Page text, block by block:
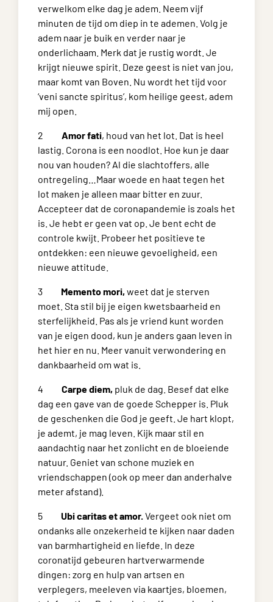
verwelkom elke dag je adem. Neem vijf
minuten de tijd om diep in te ademen. Volg je
adem naar je buik en verder naar je
onderlichaam. Merk dat je rustig wordt. Je
krijgt nieuwe spirit. Deze geest is niet van jou,
maar komt van Boven. Nu wordt het tijd voor
‘veni sancte spiritus’, kom heilige geest, adem
mij open.
2 Amor fati, houd van het lot. Dat is heel
lastig. Corona is een noodlot. Hoe kun je daar
nou van houden? Al die slachtoffers, alle
ontregeling…Maar woede en haat tegen het
lot maken je alleen maar bitter en zuur.
Accepteer dat de coronapandemie is zoals het
is. Je hebt er geen vat op. Je bent echt de
controle kwijt. Probeer het positieve te
ontdekken: een nieuwe gevoeligheid, een
nieuwe attitude.
3 Memento mori, weet dat je sterven
moet. Sta stil bij je eigen kwetsbaarheid en
sterfelijkheid. Pas als je vriend kunt worden
van je eigen dood, kun je anders gaan leven in
het hier en nu. Meer vanuit verwondering en
dankbaarheid om wat is.
4 Carpe diem, pluk de dag. Besef dat elke
dag een gave van de goede Schepper is. Pluk
de geschenken die God je geeft. Je hart klopt,
je ademt, je mag leven. Kijk maar stil en
aandachtig naar het zonlicht en de bloeiende
natuur. Geniet van schone muziek en
vriendschappen (ook op meer dan anderhalve
meter afstand).
5 Ubi caritas et amor.Vergeet ook niet om
ondanks alle onzekerheid te kijken naar daden
van barmhartigheid en liefde. In deze
coronatijd gebeuren hartverwarmende
dingen: zorg en hulp van artsen en
verplegers, meeleven via kaartjes, bloemen,